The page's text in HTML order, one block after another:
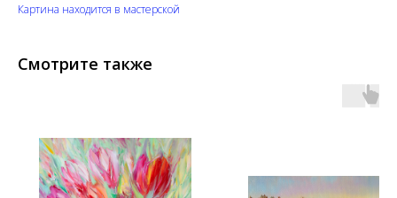
Картина находится в мастерской
Смотрите также